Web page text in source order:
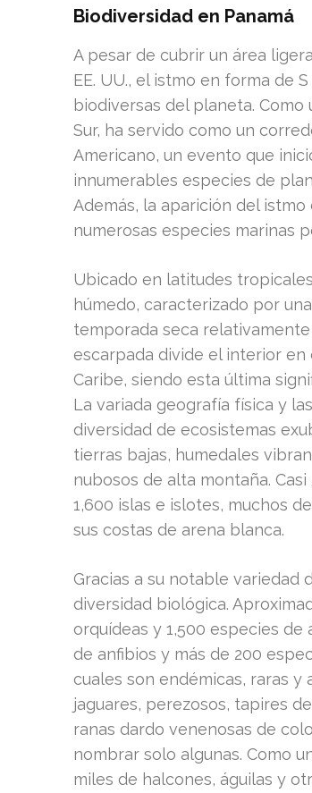
Biodiversidad en Panamá
A pesar de cubrir un área
EE. UU., el istmo en forma de
biodiversas del planeta.
Sur, ha servido como un
Americano, un evento que
innumerables especies de
Además, la aparición del
numerosas especies marinas
Ubicado en latitudes
húmedo, caracterizado por
temporada seca
escarpada divide el interior en
Caribe, siendo esta última
La variada geografía física y
diversidad de ecosistemas
tierras bajas, humedales
nubosos de alta montaña.
1,600 islas e islotes, muchos
sus costas de arena blanca.
Gracias a su notable variedad
diversidad biológica.
orquídeas y 1,500 especies de
de anfibios y más de 200
cuales son endémicas, raras y
jaguares, perezosos, tapires
ranas dardo venenosas de
nombrar solo algunas. Como
miles de halcones, águilas y